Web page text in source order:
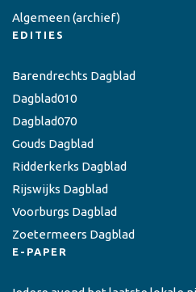
Algemeen(archief)
EDITIES
Barendrechts Dagblad
Dagblad010
Dagblad070
Gouds Dagblad
Ridderkerks Dagblad
Rijswijks Dagblad
Voorburgs Dagblad
Zoetermeers Dagblad
E-PAPER